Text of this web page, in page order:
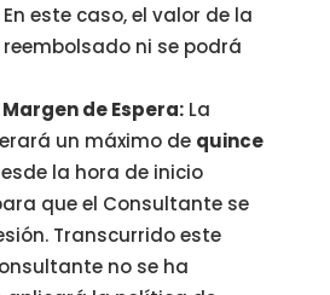
En este caso, el valor de la
ni se podrá
de Espera:La
un máximo de quince
la hora de inicio
que el Consultante se
Transcurrido este
no se ha